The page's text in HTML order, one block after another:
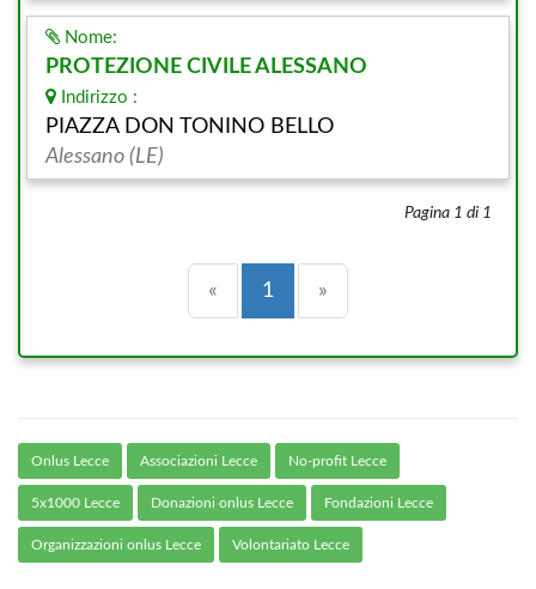
Nome:
PROTEZIONE CIVILE ALESSANO
Indirizzo :
PIAZZA DON TONINO BELLO
Alessano (LE)
Pagina 1 di 1
« Precedente
1 (current)
»
Onlus Lecce Associazioni Lecce No-profit Lecce
5x1000 Lecce Donazioni onlus Lecce Fondazioni Lecce
Organizzazioni onlus Lecce Volontariato Lecce